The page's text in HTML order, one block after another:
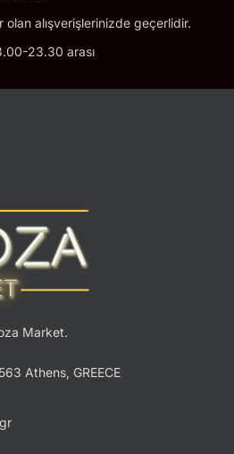
alışverişlerinizde geçerlidir.
23.30 arası
Market.
Athens, GREECE